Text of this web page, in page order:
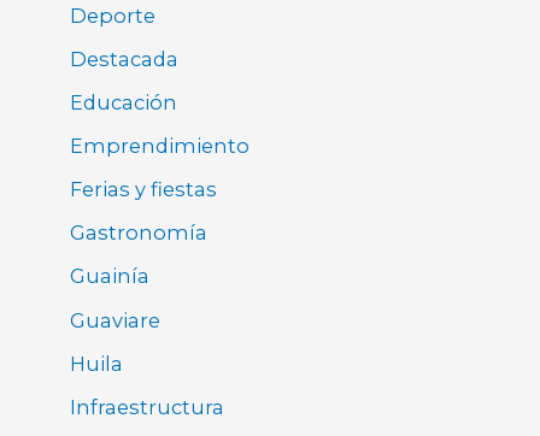
Deporte
Destacada
Educación
Emprendimiento
Ferias y fiestas
Gastronomía
Guainía
Guaviare
Huila
Infraestructura